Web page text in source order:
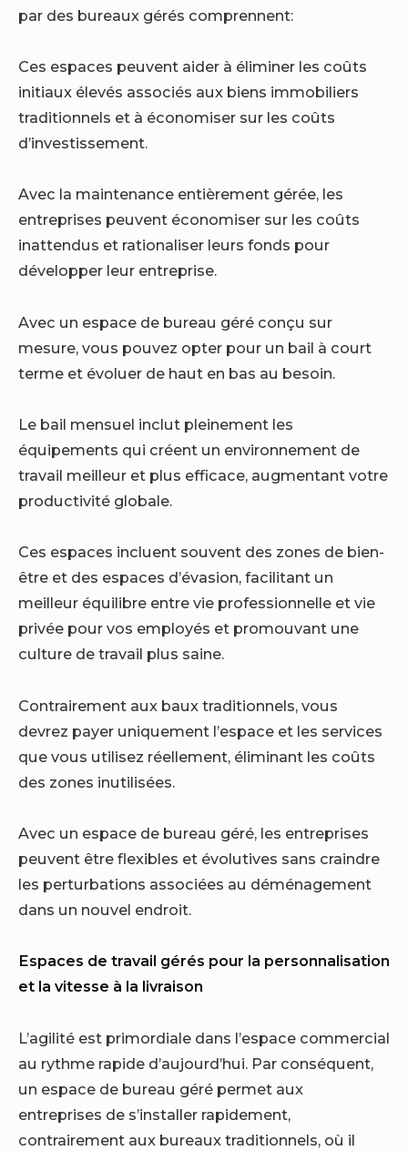
par des bureaux gérés comprennent:
Ces espaces peuvent aider à éliminer les coûts
initiaux élevés associés aux biens immobiliers
traditionnels et à économiser sur les coûts
d’investissement.
Avec la maintenance entièrement gérée, les
entreprises peuvent économiser sur les coûts
inattendus et rationaliser leurs fonds pour
développer leur entreprise.
Avec un espace de bureau géré conçu sur
mesure, vous pouvez opter pour un bail à court
terme et évoluer de haut en bas au besoin.
Le bail mensuel inclut pleinement les
équipements qui créent un environnement de
travail meilleur et plus efficace, augmentant votre
productivité globale.
Ces espaces incluent souvent des zones de bien-
être et des espaces d’évasion, facilitant un
meilleur équilibre entre vie professionnelle et vie
privée pour vos employés et promouvant une
culture de travail plus saine.
Contrairement aux baux traditionnels, vous
devrez payer uniquement l’espace et les services
que vous utilisez réellement, éliminant les coûts
des zones inutilisées.
Avec un espace de bureau géré, les entreprises
peuvent être flexibles et évolutives sans craindre
les perturbations associées au déménagement
dans un nouvel endroit.
Espaces de travail gérés pour la personnalisation
et la vitesse à la livraison
L’agilité est primordiale dans l’espace commercial
au rythme rapide d’aujourd’hui. Par conséquent,
un espace de bureau géré permet aux
entreprises de s’installer rapidement,
contrairement aux bureaux traditionnels, où il